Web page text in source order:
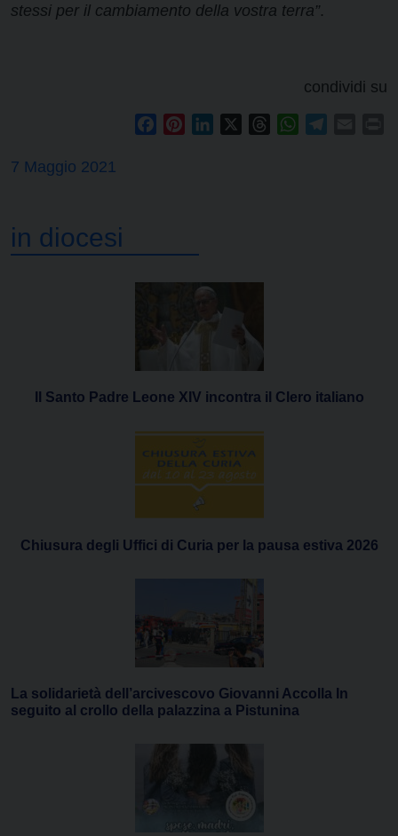
stessi per il cambiamento della vostra terra”.
condividi su
FacebookPinterestLinkedIn ThreadsWhatsApp
7 Maggio 2021
in diocesi
Il Santo Padre Leone XIV incontra il Clero italiano
Chiusura degli Uffici di Curia per la pausa estiva 2026
La solidarietà dell’arcivescovo Giovanni Accolla In
seguito al crollo della palazzina a Pistunina